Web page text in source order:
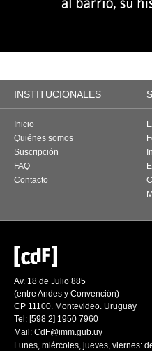
INSTITUCIONALES
Inicio
Quiénes somos
Suscripción
FAQ
Contacto
Av. 18 de Julio 885
(entre Andes y Convención)
CP 11100. Montevideo. Uruguay
Tel: [598 2] 1950 7960
Mail: CdF@imm.gub.uy
Lunes, miércoles, jueves, viernes: